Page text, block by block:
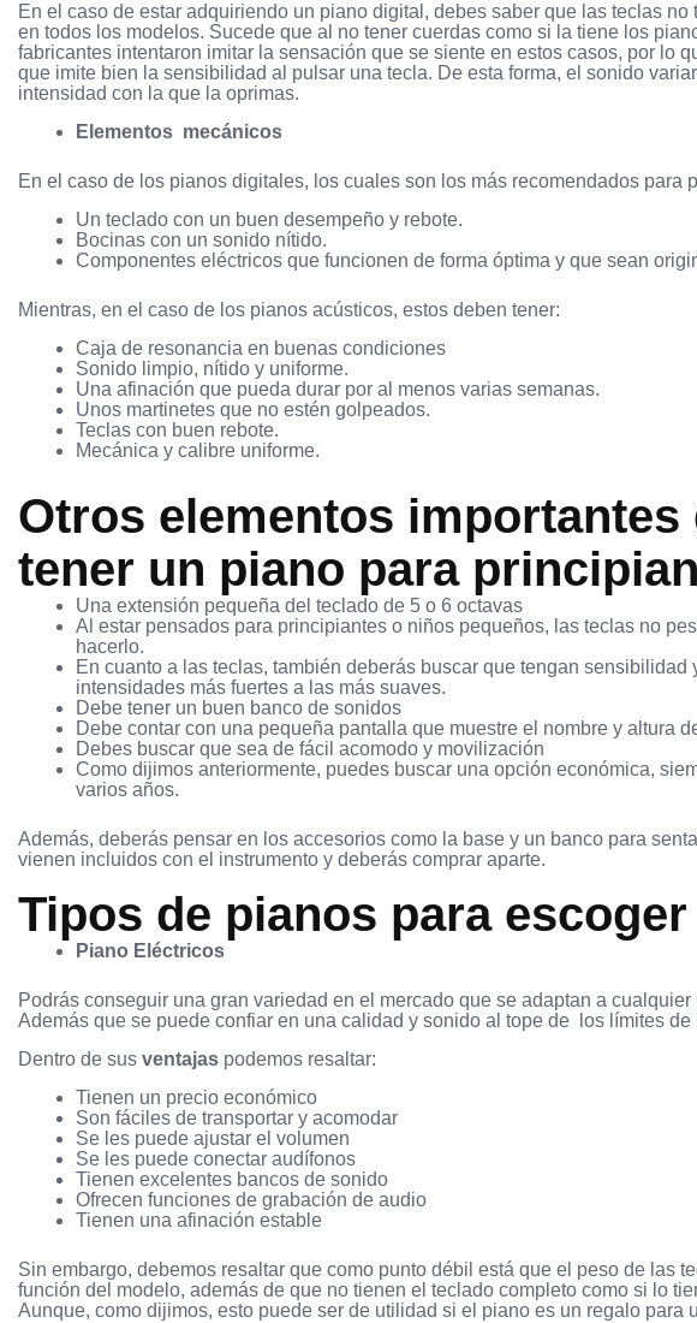
En el caso de estar adquiriendo un piano digital, debes saber que las teclas no
en todos los modelos. Sucede que al no tener cuerdas como si la tiene los
fabricantes intentaron imitar la sensación que se siente en estos casos, por lo
que imite bien la sensibilidad al pulsar una tecla. De esta forma, el sonido
intensidad con la que la oprimas.
Elementos mecánicos
En el caso de los pianos digitales, los cuales son los más recomendados para
Un teclado con un buen desempeño y rebote.
Bocinas con un sonido nítido.
Componentes eléctricos que funcionen de forma óptima y que sean
Mientras, en el caso de los pianos acústicos, estos deben tener:
Caja de resonancia en buenas condiciones
Sonido limpio, nítido y uniforme.
Una afinación que pueda durar por al menos varias semanas.
Unos martinetes que no estén golpeados.
Teclas con buen rebote.
Mecánica y calibre uniforme.
Otros elementos importantes
tener un piano para
Una extensión pequeña del teclado de 5 o 6 octavas
Al estar pensados para principiantes o niños pequeños, las teclas no
hacerlo.
En cuanto a las teclas, también deberás buscar que tengan sensibilidad
intensidades más fuertes a las más suaves.
Debe tener un buen banco de sonidos
Debe contar con una pequeña pantalla que muestre el nombre y altura
Debes buscar que sea de fácil acomodo y movilización
Como dijimos anteriormente, puedes buscar una opción económica,
varios años.
Además, deberás pensar en los accesorios como la base y un banco para
vienen incluidos con el instrumento y deberás comprar aparte.
Tipos de pianos para escoger
Piano Eléctricos
Podrás conseguir una gran variedad en el mercado que se adaptan a
Además que se puede confiar en una calidad y sonido al tope de los límites
Dentro de sus ventajas podemos resaltar:
Tienen un precio económico
Son fáciles de transportar y acomodar
Se les puede ajustar el volumen
Se les puede conectar audífonos
Tienen excelentes bancos de sonido
Ofrecen funciones de grabación de audio
Tienen una afinación estable
Sin embargo, debemos resaltar que como punto débil está que el peso de las
función del modelo, además de que no tienen el teclado completo como si lo
Aunque, como dijimos, esto puede ser de utilidad si el piano es un regalo para